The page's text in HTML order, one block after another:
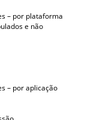
– por plataforma
e não
– por aplicação